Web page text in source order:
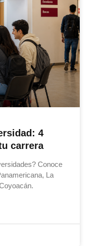
4
carrera
Conoce
La